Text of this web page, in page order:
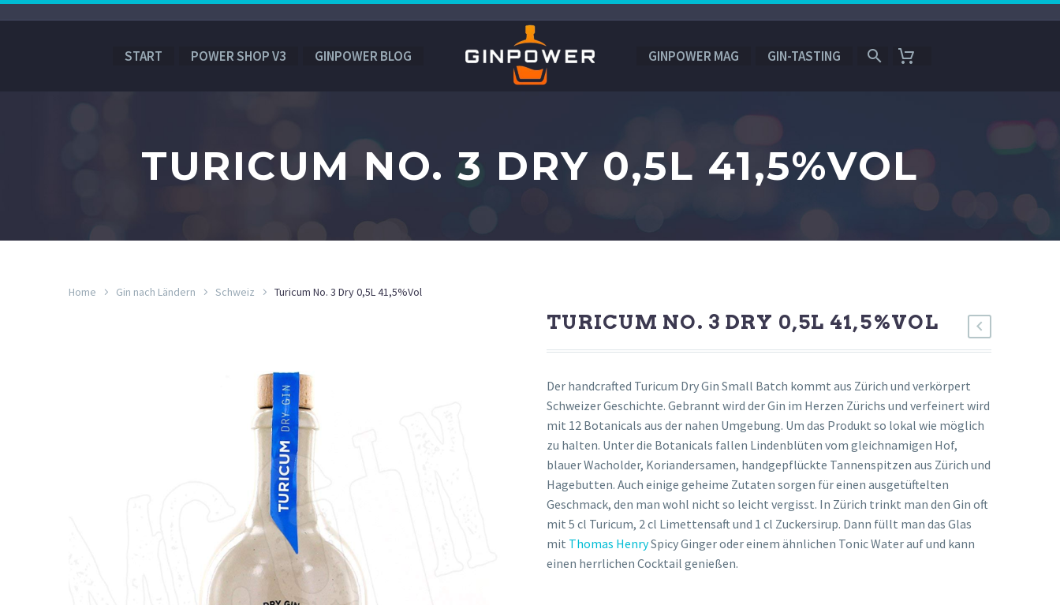
START POWER SHOP V3 GINPOWER BLOG GINPOWER MAG GIN-TASTING
TURICUM NO. 3 DRY 0,5L 41,5%VOL
Home Gin nach Ländern Schweiz Turicum No. 3 Dry 0,5L 41,5%Vol
TURICUM NO. 3 DRY 0,5L 41,5%VOL
Der handcrafted Turicum Dry Gin Small Batch kommt aus Zürich und verkörpert
Schweizer Geschichte. Gebrannt wird der Gin im Herzen Zürichs und verfeinert wird
mit 12 Botanicals aus der nahen Umgebung. Um das Produkt so lokal wie möglich
zu halten. Unter die Botanicals fallen Lindenblüten vom gleichnamigen Hof,
blauer Wacholder, Koriandersamen, handgepflückte Tannenspitzen aus Zürich und
Hagebutten. Auch einige geheime Zutaten sorgen für einen ausgetüftelten
Geschmack, den man wohl nicht so leicht vergisst. In Zürich trinkt man den Gin oft
mit 5 cl Turicum, 2 cl Limettensaft und 1 cl Zuckersirup. Dann füllt man das Glas
mit Thomas HenrySpicy Ginger oder einem ähnlichen Tonic Water auf und kann
einen herrlichen Cocktail genießen.